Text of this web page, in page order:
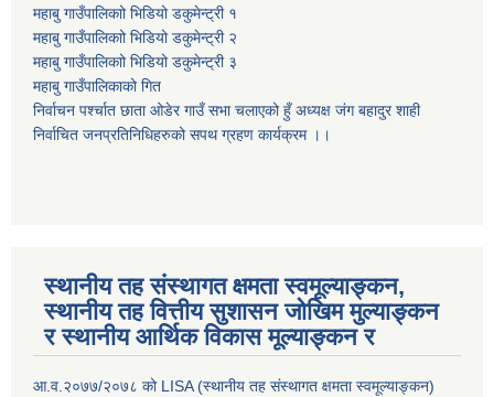
महाबु गाउँपालिकाो भिडियो डकुमेन्ट्री १
महाबु गाउँपालिकाो भिडियो डकुमेन्ट्री २
महाबु गाउँपालिकाो भिडियो डकुमेन्ट्री ३
महाबु गाउँपालिकाको गित
निर्वाचन पर्श्चात छाता ओडेर गाउँ सभा चलाएको हुँ अध्यक्ष जंग बहादुर शाही
निर्वाचित जनप्रतिनिधिहरुको सपथ ग्रहण कार्यक्रम ।।
स्थानीय तह संस्थागत क्षमता स्वमूल्याङ्कन,
स्थानीय तह वित्तीय सुशासन जोखिम मुल्याङ्कन
र स्थानीय आर्थिक विकास मूल्याङ्कन र
आ.व.२०७७/२०७८ को LISA (स्थानीय तह संस्थागत क्षमता स्वमूल्याङ्कन)